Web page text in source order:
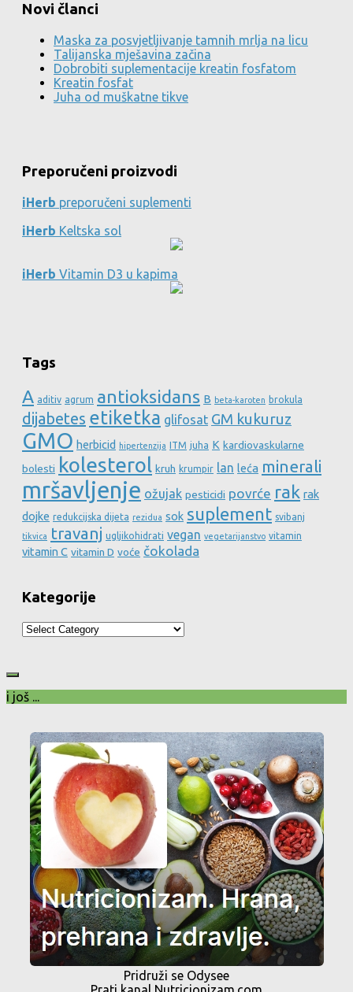
Novi članci
Maska za posvjetljivanje tamnih mrlja na licu
Talijanska mješavina začina
Dobrobiti suplementacije kreatin fosfatom
Kreatin fosfat
Juha od muškatne tikve
Preporučeni proizvodi
iHerb preporučeni suplementi
iHerb Keltska sol
iHerb Vitamin D3 u kapima
Tags
A aditiv agrum antioksidans B beta-karoten brokula
dijabetes etiketka glifosat GM kukuruz
GMO herbicid hipertenzija ITM juha K kardiovaskularne
bolesti kolesterol kruh krumpir lan leća minerali
mršavljenje ožujak pesticidi povrće rak rak
dojke redukcijska dijeta rezidua sok suplement svibanj
tikvica travanj ugljikohidrati vegan vegetarijanstvo vitamin
vitamin C vitamin D voće čokolada
Kategorije
Kategorije
i još ...
Pridruži se Odysee